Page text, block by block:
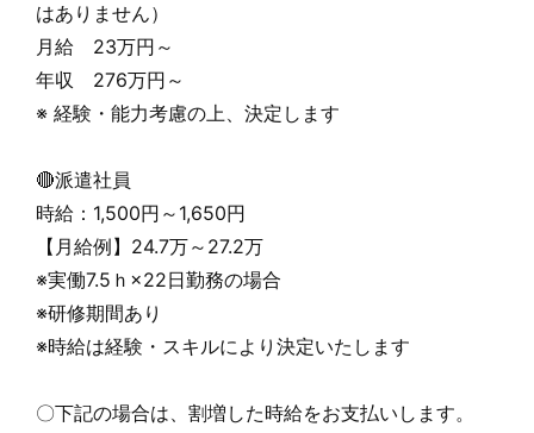
はありません）
月給 23万円～
年収 276万円～
※ 経験・能力考慮の上、決定します
🔴派遣社員
時給：1,500円～1,650円
【月給例】24.7万～27.2万
※実働7.5ｈ×22日勤務の場合
※研修期間あり
※時給は経験・スキルにより決定いたします
〇下記の場合は、割増した時給をお支払いします。